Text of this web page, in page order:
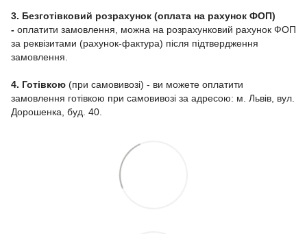
3. Безготівковий розрахунок (оплата на рахунок ФОП)
- оплатити замовлення, можна на розрахунковий рахунок ФОП
за реквізитами (рахунок-фактура) після підтвердження
замовлення.
4. Готівкою (при самовивозі) - ви можете оплатити
замовлення готівкою при самовивозі за адресою: м. Львів, вул.
Дорошенка, буд. 40.